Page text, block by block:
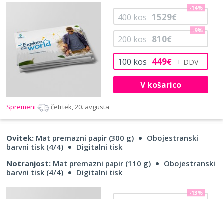
100 kos 449€
200 kos 810€
-9%
400 kos 1529€
-14%
V košarico
Spremeni četrtek, 20. avgusta
Ovitek: Mat premazni papir (300 g)
Obojestranski
barvni tisk (4/4)
Digitalni tisk
Notranjost: Mat premazni papir (110 g)
Obojestranski
barvni tisk (4/4)
Digitalni tisk
-13%